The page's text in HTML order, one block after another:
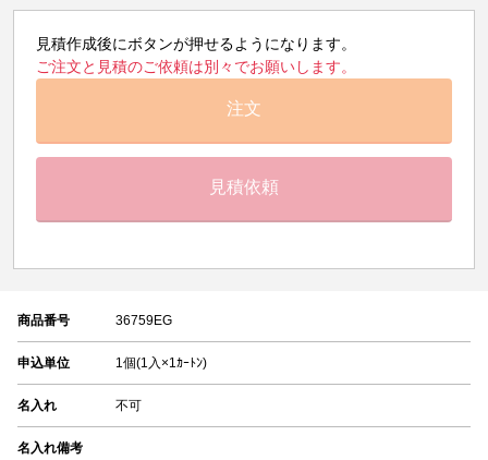
見積作成後にボタンが押せるようになります。
ご注文と見積のご依頼は別々でお願いします。
注文
見積依頼
商品番号 36759EG
申込単位 1個(1入×1ｶｰﾄﾝ)
名入れ 不可
名入れ備考